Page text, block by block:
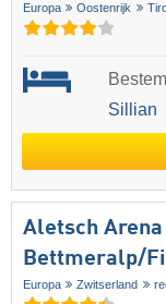
Europa Oostenrijk
Sillian
Aletsch
Bettmeralp/​
Europa Zwitserland